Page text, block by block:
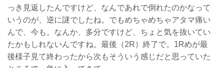
っき見返したんですけど、なんであれで倒れたのかなって
いうのが、逆に謎でしたね。でもめちゃめちゃアタマ痛い
んで、今も。なんか、多分ですけど、ちょと気を抜いてい
たかもしれないんですね。最後（2R）終了で。1Rめが最
後様子見て終わったから次もそういう感じだと思っていた